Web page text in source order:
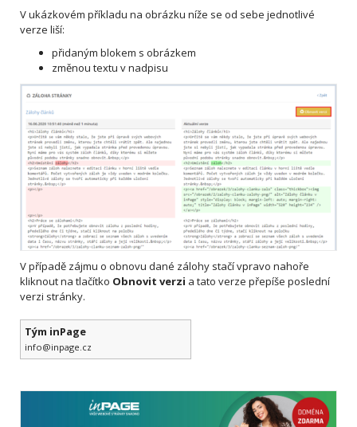
V ukázkovém příkladu na obrázku níže se od sebe jednotlivé
verze liší:
přidaným blokem s obrázkem
změnou textu v nadpisu
V případě zájmu o obnovu dané zálohy stačí vpravo nahoře
kliknout na tlačítko Obnovit verzi a tato verze přepíše poslední
verzi stránky.
Tým inPage
info@inpage.cz